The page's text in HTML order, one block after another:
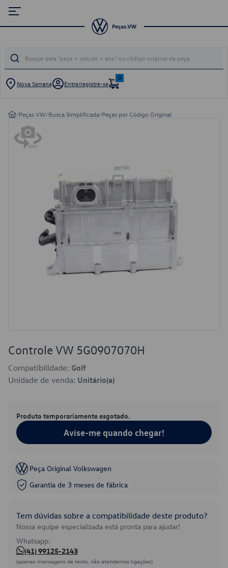
Nova Serrana Entre/registre-se
0
/Peças VW/Busca Simplificada/Peças por Código Original
Controle VW 5G0907070H
Compatibilidade: Golf
Unidade de venda: Unitário(a)
Produto temporariamente esgotado.
Avise-me quando chegar!
Peça Original Volkswagen
Garantia de 3 meses de fábrica
Tem dúvidas sobre a compatibilidade deste produto?
Nossa equipe especializada está pronta para ajudar!
Whatsapp:
(41) 99125-2143
(apenas mensagens de texto, não atendemos ligações)